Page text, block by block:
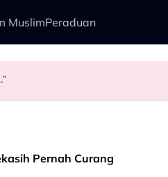
MuslimPeraduan
Perlawanan Bola Sepak
2 Format
Pernah Curang